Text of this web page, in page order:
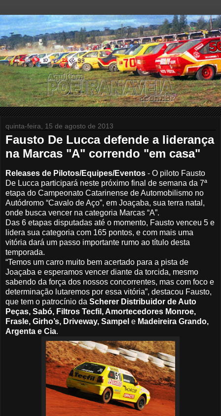
quinta-feira, 15 de agosto de 2013
Fausto De Lucca defende a liderança
na Marcas "A" correndo "em casa"
Releases de Pilotos/Equipes/Eventos - O piloto Fausto
De Lucca participará neste próximo final de semana da 7ª
etapa do Campeonato Catarinense de Automobilismo no
Autódromo “Cavalo de Aço”, em Joaçaba, sua terra natal,
onde busca vencer na categoria Marcas “A”.
Das 6 etapas disputadas até o momento, Fausto venceu 5 e
lidera sua categoria com 165 pontos, e com mais uma
vitória dará um passo importante rumo ao título desta
temporada.
“Temos um carro muito bem acertado para a pista de
Joaçaba e esperamos vencer diante da torcida, mesmo
sabendo da força dos nossos concorrentes, mas com foco e
determinação lutaremos por essa vitória”, destacou Fausto,
que tem o patrocínio da Scherer Distribuidor de Auto
Peças, Sabó, Filtros Tecfil, Amortecedores Monroe,
Frasle, Girho’s, Driveway, Sampel e Madeireira Grando,
Argenta e Cia.